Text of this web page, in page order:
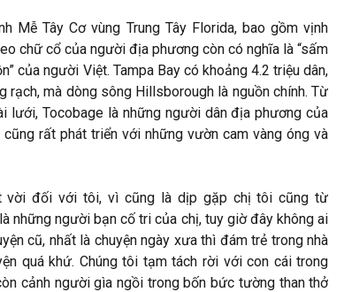
Mễ Tây Cơ vùng Trung Tây Florida, bao gồm vịnh
chữ cổ của người địa phương còn có nghĩa là “sấm
của người Việt. Tampa Bay có khoảng 4.2 triệu dân,
mà dòng sông Hillsborough là nguồn chính. Từ
lưới, Tocobage là những người dân địa phương của
rất phát triển với những vườn cam vàng óng và
vời đối với tôi, vì cũng là dịp gặp chị tôi cũng từ
những người bạn cố tri của chị, tuy giờ đây không ai
cũ, nhất là chuyện ngày xưa thì đám trẻ trong nhà
quá khứ. Chúng tôi tạm tách rời với con cái trong
cảnh người gìa ngồi trong bốn bức tường than thở